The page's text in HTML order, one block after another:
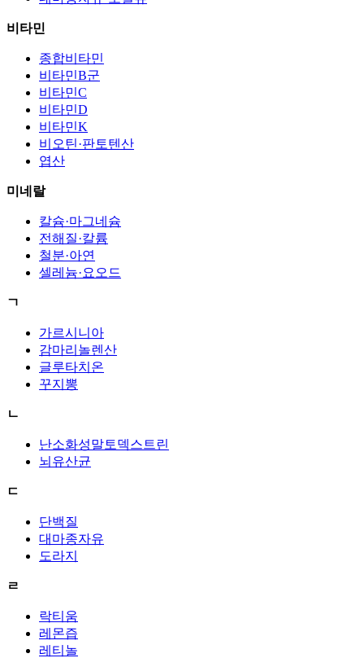
비타민
종합비타민
비타민B군
비타민C
비타민D
비타민K
비오틴·판토텐산
엽산
미네랄
칼슘·마그네슘
전해질·칼륨
철분·아연
셀레늄·요오드
ㄱ
가르시니아
감마리놀렌산
글루타치온
꾸지뽕
ㄴ
난소화성말토덱스트린
뇌유산균
ㄷ
단백질
대마종자유
도라지
ㄹ
락티움
레몬즙
레티놀